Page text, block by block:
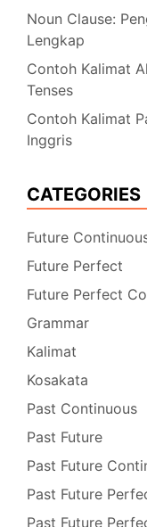
Noun Clause:
Lengkap
Contoh Kalimat
Tenses
Contoh Kalimat
Inggris
CATEGORIES
Future
Future Perfect
Future Perfect
Grammar
Kalimat
Kosakata
Past Continuous
Past Future
Past Future
Past Future
Past Future